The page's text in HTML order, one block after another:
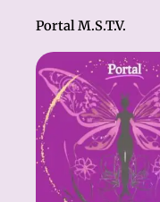
Portal M.S.T.V.